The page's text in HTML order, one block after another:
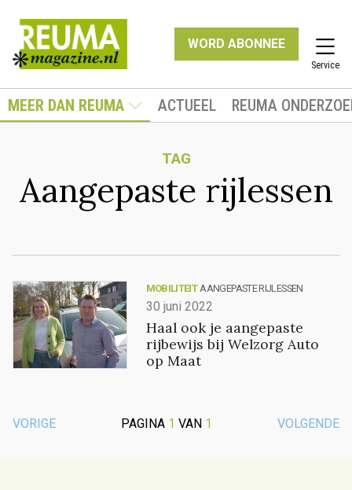
WORD ABONNEE
Service
MEER DAN REUMA ACTUEEL REUMA
TAG
Aangepaste rijlessen
MOBILITEIT AANGEPASTE RIJLESSEN
30 juni 2022
Haal ook je aangepaste
rijbewijs bij Welzorg Auto
op Maat
VORIGE PAGINA 1 VAN 1 VOLGENDE